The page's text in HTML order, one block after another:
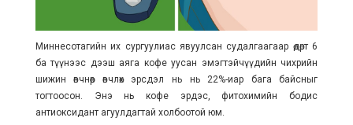
Миннесотагийн их сургуулиас явуулсан судалгаагаар өдөрт 6
ба түүнээс дээш аяга кофе уусан эмэгтэйчүүдийн чихрийн
шижин өвчнөөр өвчлөх эрсдэл нь нь 22%-иар бага байсныг
тогтоосон. Энэ нь кофе эрдэс, фитохимийн бодис
антиоксидант агуулдагтай холбоотой юм.